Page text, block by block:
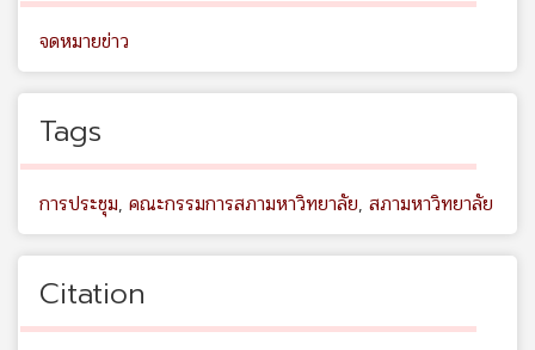
จดหมายข่าว
Tags
การประชุม, คณะกรรมการสภามหาวิทยาลัย, สภามหาวิทยาลัย
Citation